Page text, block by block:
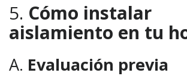
5. Cómo instalar
aislamiento en tu
A. Evaluación previa